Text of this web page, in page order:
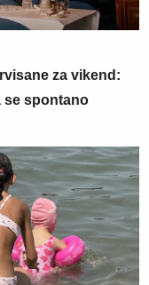
za vikend:
se spontano